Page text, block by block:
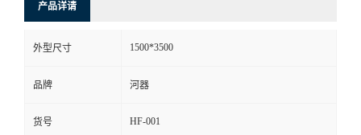
式
在
线
产品详请
外型尺寸 1500*3500
品牌 河器
货号 HF-001